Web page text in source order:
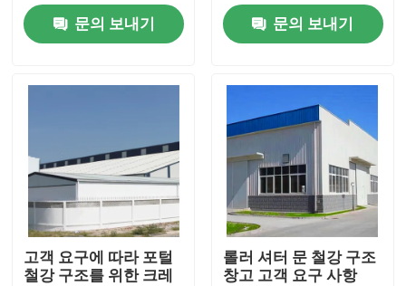
품질 관리
철골 구조물 저장소
철골 구조물 워크샵
가벼운 철골 구조물
문의 보내기 문의 보내기
고객 요구에 따라 포털
철강 구조를 위한 크레
롤러 셔터 문 철강 구조
창고 고객 요구 사항